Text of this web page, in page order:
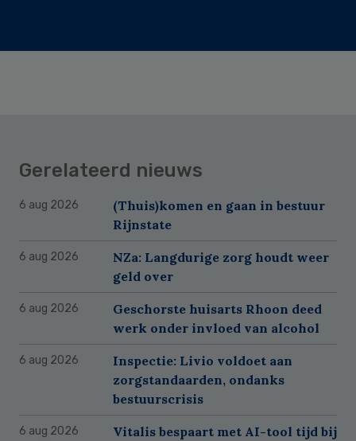
Gerelateerd nieuws
6 aug 2026
(Thuis)komen en gaan in bestuur
Rijnstate
6 aug 2026
NZa: Langdurige zorg houdt weer
geld over
6 aug 2026
Geschorste huisarts Rhoon deed
werk onder invloed van alcohol
6 aug 2026
Inspectie: Livio voldoet aan
zorgstandaarden, ondanks
bestuurscrisis
6 aug 2026
Vitalis bespaart met AI-tool tijd bij